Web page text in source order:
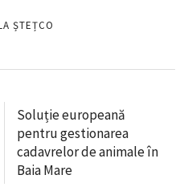
ȘTEȚCO
Soluție europeană
pentru gestionarea
cadavrelor de animale în
Baia Mare